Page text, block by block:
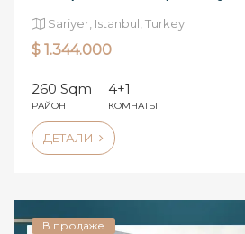
Sariyer, Istanbul, Turkey
$ 1.344.000
260 Sqm
РАЙОН
4+1
КОМНАТЫ
ДЕТАЛИ
В продаже